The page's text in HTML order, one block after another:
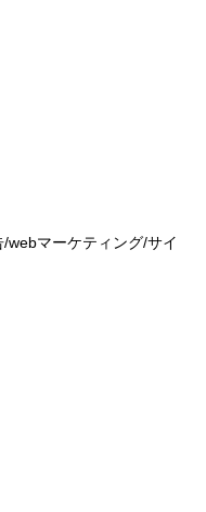
webマーケティング/サイ